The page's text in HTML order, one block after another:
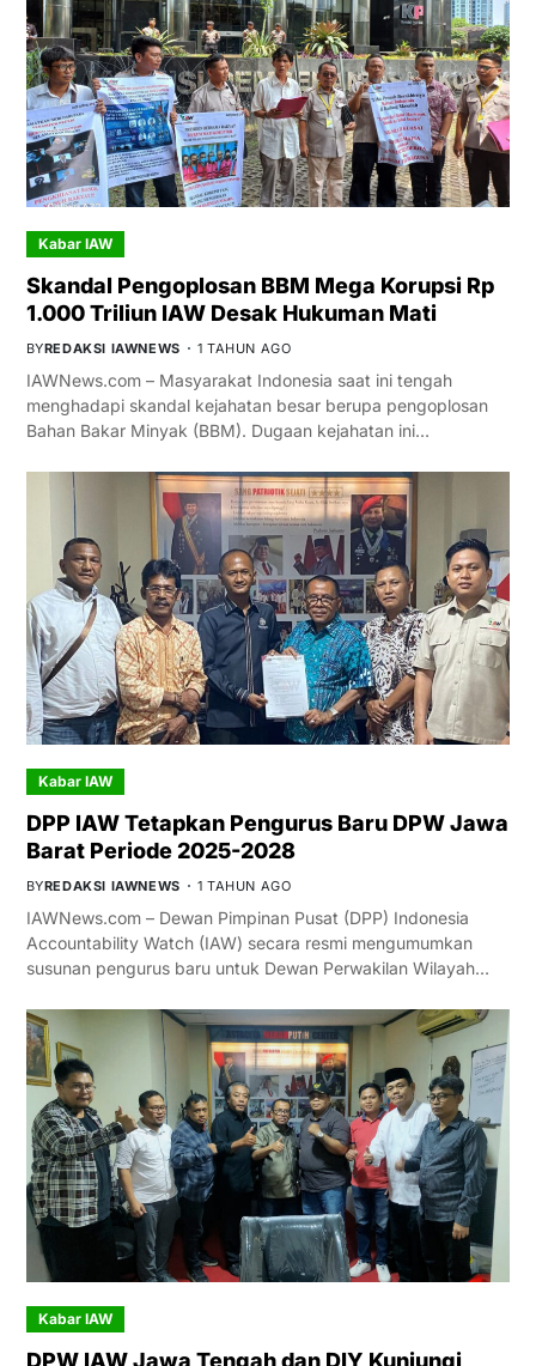
Kabar IAW
Skandal Pengoplosan BBM Mega Korupsi Rp
1.000 Triliun IAW Desak Hukuman Mati
BYREDAKSI IAWNEWS 1 TAHUN AGO
IAWNews.com – Masyarakat Indonesia saat ini tengah
menghadapi skandal kejahatan besar berupa pengoplosan
Bahan Bakar Minyak (BBM). Dugaan kejahatan ini…
Kabar IAW
DPP IAW Tetapkan Pengurus Baru DPW Jawa
Barat Periode 2025-2028
BYREDAKSI IAWNEWS 1 TAHUN AGO
IAWNews.com – Dewan Pimpinan Pusat (DPP) Indonesia
Accountability Watch (IAW) secara resmi mengumumkan
susunan pengurus baru untuk Dewan Perwakilan Wilayah…
Kabar IAW
DPW IAW Jawa Tengah dan DIY Kunjungi